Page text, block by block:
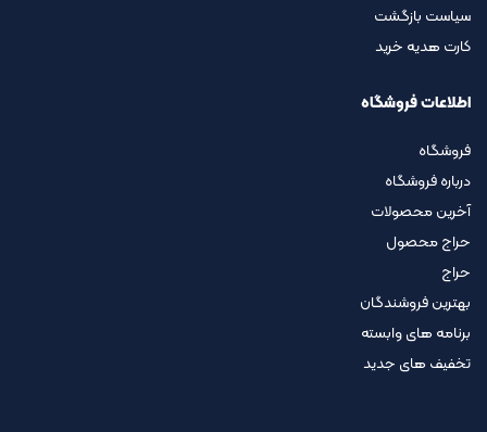
سیاست بازگشت
کارت هدیه خرید
اطلاعات فروشگاه
فروشگاه
درباره فروشگاه
آخرین محصولات
حراج محصول
حراج
بهترین فروشندگان
برنامه های وابسته
تخفیف های جدید